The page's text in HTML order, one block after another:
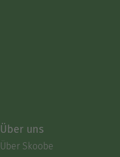
Über uns
Über Skoobe